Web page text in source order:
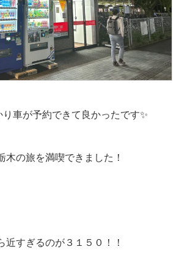
車が予約できて良かったです✨
木の旅を満喫できました！
近すぎるのが３１５０！！